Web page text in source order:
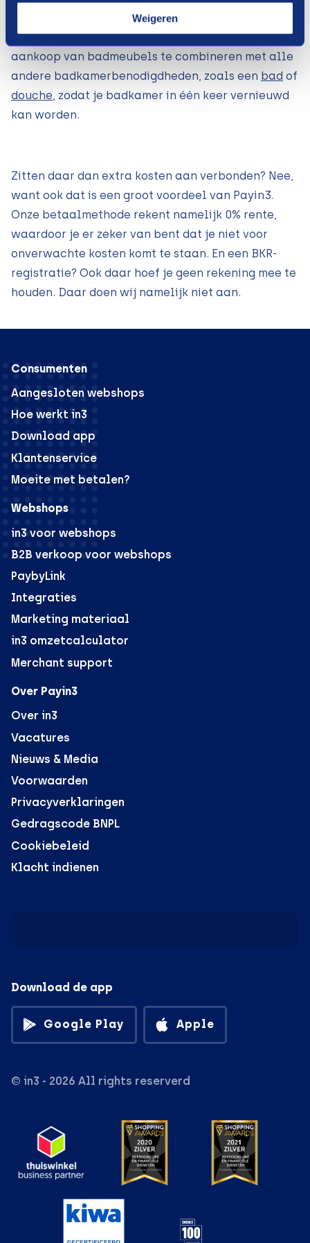
Weigeren
sparen voordat je kunt genieten van de nieuwe
badmeubels. Bovendien is het mogelijk de
aankoop van badmeubels te combineren met alle
andere badkamerbenodigdheden, zoals een bad of
douche , zodat je badkamer in één keer vernieuwd
kan worden.
Zitten daar dan extra kosten aan verbonden? Nee,
want ook dat is een groot voordeel van Payin3.
Onze betaalmethode rekent namelijk 0% rente,
waardoor je er zeker van bent dat je niet voor
onverwachte kosten komt te staan. En een BKR-
registratie? Ook daar hoef je geen rekening mee te
houden. Daar doen wij namelijk niet aan.
Consumenten
Aangesloten webshops
Hoe werkt in3
Download app
Klantenservice
Moeite met betalen?
Webshops
in3 voor webshops
B2B verkoop voor webshops
PaybyLink
Integraties
Marketing materiaal
in3 omzetcalculator
Merchant support
Over Payin3
Over in3
Vacatures
Nieuws & Media
Voorwaarden
Privacyverklaringen
Gedragscode BNPL
Cookiebeleid
Klacht indienen
Download de app
Google Play Apple
© in3 - 2026 All rights reserverd